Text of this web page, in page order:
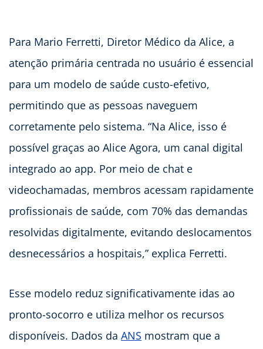
Para Mario Ferretti, Diretor Médico da Alice, a
atenção primária centrada no usuário é essencial
para um modelo de saúde custo-efetivo,
permitindo que as pessoas naveguem
corretamente pelo sistema. “Na Alice, isso é
possível graças ao Alice Agora, um canal digital
integrado ao app. Por meio de chat e
videochamadas, membros acessam rapidamente
profissionais de saúde, com 70% das demandas
resolvidas digitalmente, evitando deslocamentos
desnecessários a hospitais,” explica Ferretti.
Esse modelo reduz significativamente idas ao
pronto-socorro e utiliza melhor os recursos
disponíveis. Dados da ANS mostram que a